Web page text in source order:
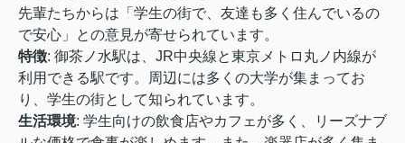
先輩たちからは「学生の街で、友達も多く住んでいるの
で安心」との意見が寄せられています。
特徴: 御茶ノ水駅は、JR中央線と東京メトロ丸ノ内線が
利用できる駅です。周辺には多くの大学が集まってお
り、学生の街として知られています。
生活環境: 学生向けの飲食店やカフェが多く、リーズナブ